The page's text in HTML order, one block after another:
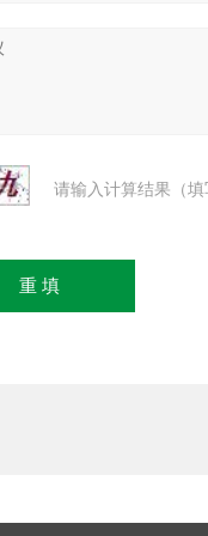
请输入计算结果（